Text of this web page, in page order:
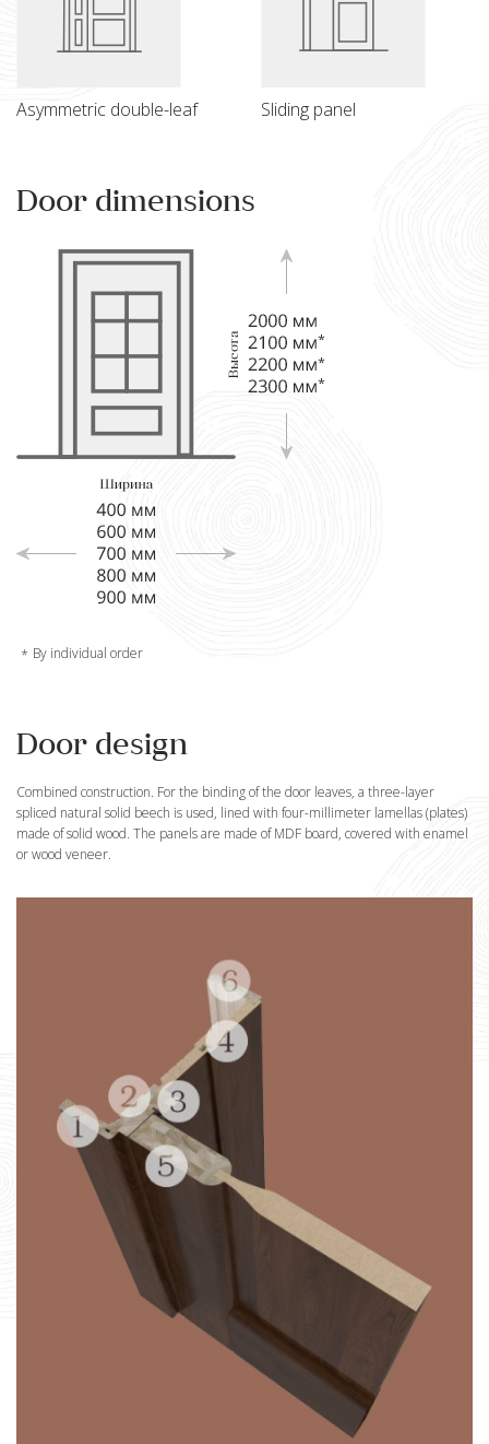
Asymmetric double-leaf Sliding panel
Door dimensions
By individual order
Door design
Combined construction. For the binding of the door leaves, a three-layer
spliced natural solid beech is used, lined with four-millimeter lamellas (plates)
made of solid wood. The panels are made of MDF board, covered with enamel
or wood veneer.